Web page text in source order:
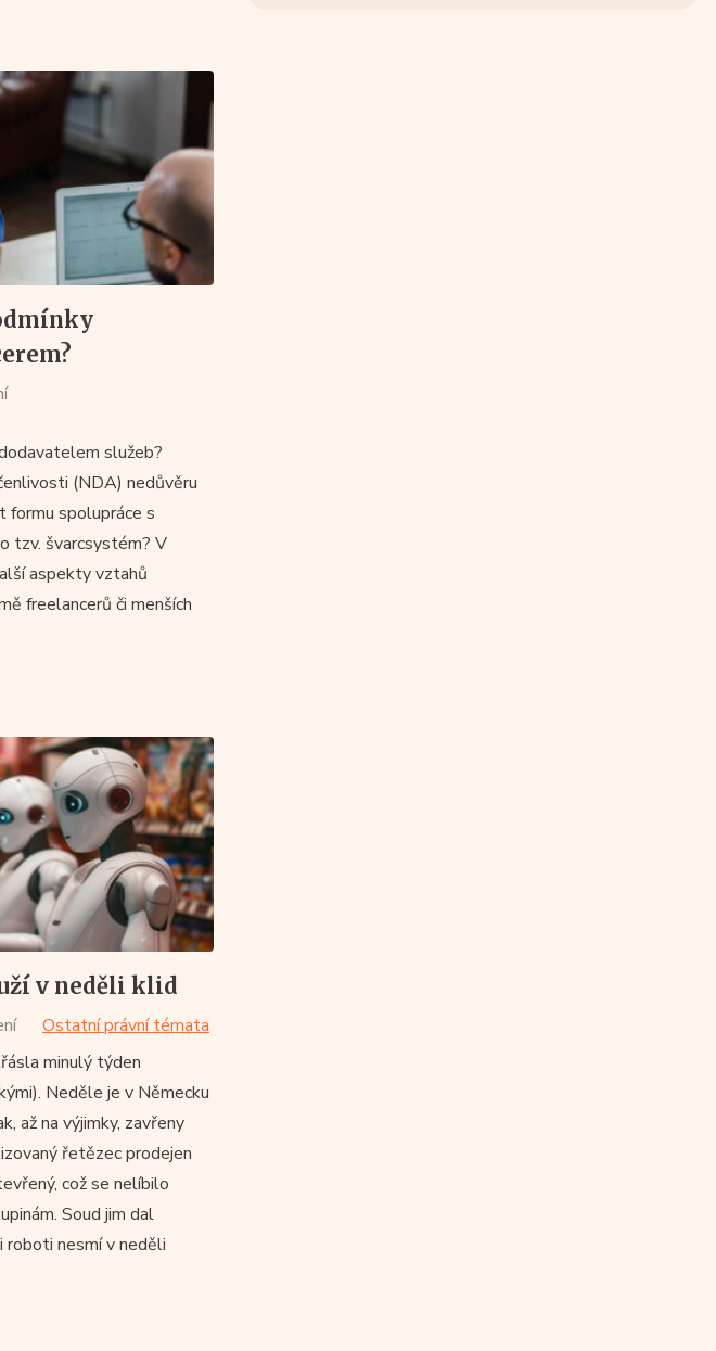
služeb?
(NDA) nedůvěru
formu spolupráce s
tzv. švarcsystém? V
aspekty vztahů
freelancerů či menších
v neděli klid
Ostatní právní témata
minulý týden
Neděle je v Německu
až na výjimky, zavřeny
řetězec prodejen
což se nelíbilo
Soud jim dal
roboti nesmí v neděli